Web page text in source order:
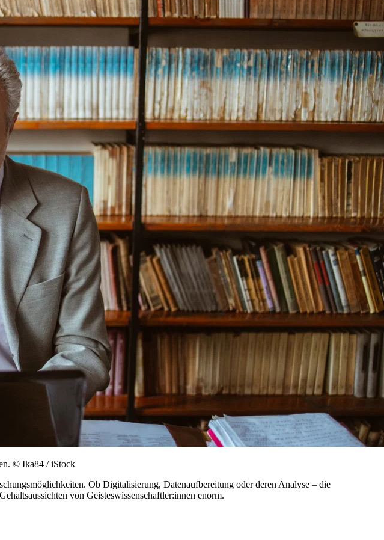
© Ika84 / iStock
Ob Digitalisierung, Datenaufbereitung oder deren Analyse – die
von Geisteswissenschaftler:innen enorm.